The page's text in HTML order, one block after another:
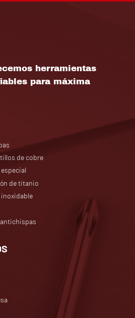
herramientas
para máxima
de cobre
de titanio